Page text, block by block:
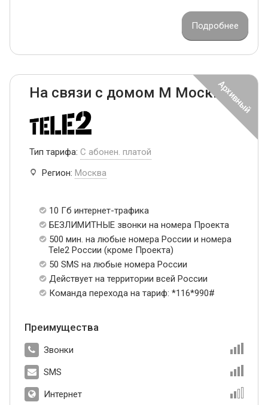
Подробнее
На связи с домом М Москва
Тип тарифа: С абонен. платой
Регион: Москва
10 Гб интернет-трафика
БЕЗЛИМИТНЫЕ звонки на номера Проекта
500 мин. на любые номера России и номера
Tele2 России (кроме Проекта)
50 SMS на любые номера России
Действует на территории всей России
Команда перехода на тариф: *116*990#
Преимущества
Звонки
SMS
Интернет